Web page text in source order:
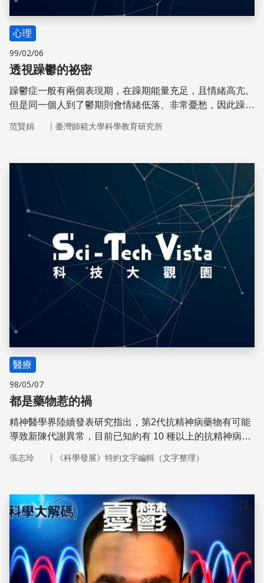
心理
99/02/06
透視躁鬱的祕密
躁鬱症一般有兩個表現期，在躁期能量充足，且情緒高亢。
但是同一個人到了鬱期則會情緒低落、非常憂愁，因此躁鬱
范賢娟 ｜ 臺灣師範大學科學教育研究所
儲存
醫療
98/05/07
都是藥物惹的禍
精神醫學界陸續發表研究指出，第2代抗精神病藥物有可能
導致新陳代謝異常，目前已知約有 10 種以上的抗精神病藥
張志玲 ｜ 《科學發展》特約文字編輯（文字整理）
儲存